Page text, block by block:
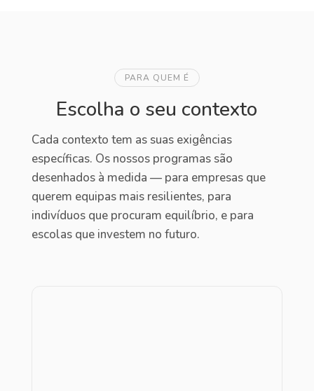
PARA QUEM É
Escolha o seu contexto
Cada contexto tem as suas exigências
específicas. Os nossos programas são
desenhados à medida — para empresas que
querem equipas mais resilientes, para
indivíduos que procuram equilíbrio, e para
escolas que investem no futuro.